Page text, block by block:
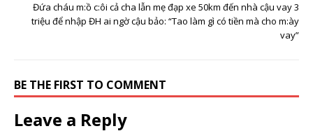
Đứa cháu m:ồ c:ôi cả cha lẫn mẹ đạp xe 50km đến nhà cậu vay 3
triệu để nhập ĐH ai ngờ cậu bảo: “Tao làm gì có tiền mà cho m:ày
vay”
BE THE FIRST TO COMMENT
Leave a Reply